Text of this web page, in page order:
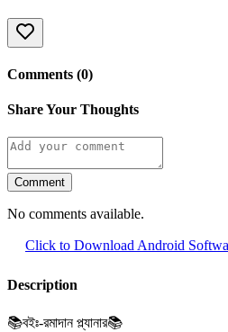
Comments (0)
Share Your Thoughts
Comment
No comments available.
Click to Download Android
Description
📚বইঃ-রমাদান প্ল্যানার📚